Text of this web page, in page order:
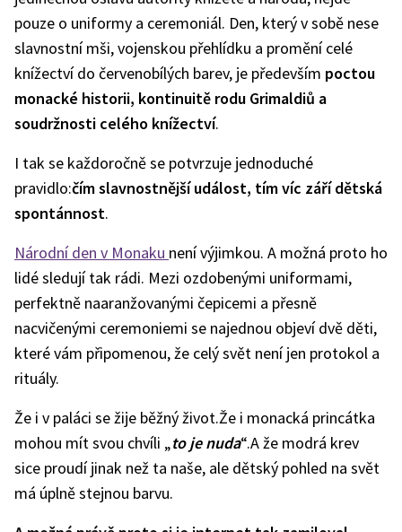
pouze o uniformy a ceremoniál. Den, který v sobě nese
slavnostní mši, vojenskou přehlídku a promění celé
knížectví do červenobílých barev, je především poctou
monacké historii, kontinuitě rodu Grimaldiů a
soudržnosti celého knížectví.
I tak se každoročně se potvrzuje jednoduché
pravidlo:čím slavnostnější událost, tím víc září dětská
spontánnost.
Národní den v Monaku není výjimkou. A možná proto ho
lidé sledují tak rádi. Mezi ozdobenými uniformami,
perfektně naaranžovanými čepicemi a přesně
nacvičenými ceremoniemi se najednou objeví dvě děti,
které vám připomenou, že celý svět není jen protokol a
rituály.
Že i v paláci se žije běžný život.Že i monacká princátka
mohou mít svou chvíli „to je nuda“.A že modrá krev
sice proudí jinak než ta naše, ale dětský pohled na svět
má úplně stejnou barvu.